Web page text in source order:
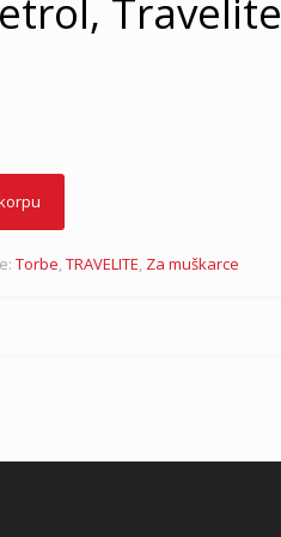
Travelite
Torbe,TRAVELITE, Za muškarce